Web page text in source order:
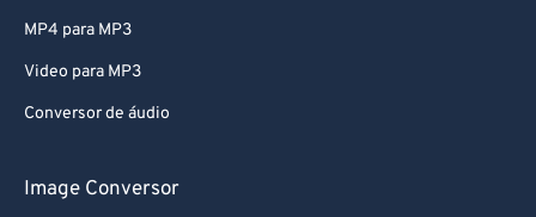
MP4 para MP3
Video para MP3
Conversor de áudio
Image Conversor